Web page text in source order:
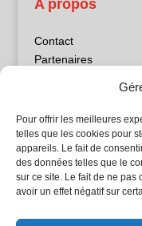
Pour offrir les meilleures
telles que les cookies pour
appareils. Le fait de
des données telles que le
sur ce site. Le fait de ne pas
avoir un effet négatif sur
A propos
Contact
Partenaires
Politique de
Sites
5Façades
Atrium Patrimoine